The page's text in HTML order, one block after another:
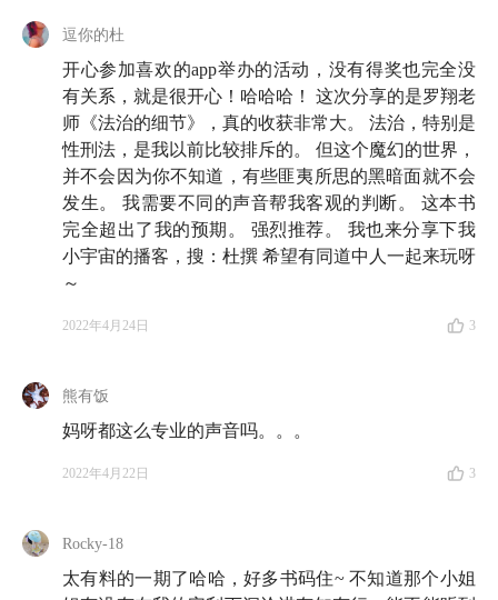
19:52
理》 ：这本书带给我的启发是，面对问题时应融入更多
跨行业、跨学科的思维，然后小心论证，而不是仅仅从
自己单一的视角或经验领域来分析问题。
24:53禹思，《从负债两千万到心想事成每一天》：我
们说的每一句话事实上都是在和宇宙下订单。你说「我
很弱」或「我很强」，它们都是一种订单，同时也是一
种选择。
：这本书最大的特点就是非常详细，而且里面传达
喜欢书中的一句话，「治愈无意义之感，最好的方法就
是去关心他人」。
30:30 或许是持有了中概股的 Wendy，
《沸腾新十
完之后，我们可以问问自己，你是怎么看待这个行业
的？对于中概股的投资是不是像你自己想的那么有信
逗你的杜
开心参加喜欢的app举办的活动，没有得奖也完全没
有关系，就是很开心！哈哈哈！ 这次分享的是罗翔老
师《法治的细节》，真的收获非常大。 法治，特别是
性刑法，是我以前比较排斥的。 但这个魔幻的世界，
并不会因为你不知道，有些匪夷所思的黑暗面就不会
发生。 我需要不同的声音帮我客观的判断。 这本书
完全超出了我的预期。 强烈推荐。 我也来分享下我
小宇宙的播客，搜：杜撰 希望有同道中人一起来玩呀
～
2022年4月24日 3
熊有饭
妈呀都这么专业的声音吗。。。
2022年4月22日 3
Rocky-18
太有料的一期了哈哈，好多书码住~ 不知道那个小姐